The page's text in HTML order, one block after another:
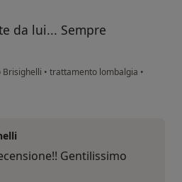
da lui... Sempre
Brisighelli • trattamento lombalgia •
Gulletta
Gentilissimo